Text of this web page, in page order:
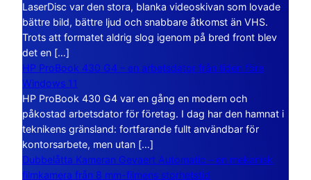
LaserDisc var den stora, blanka videoskivan som lovade
bättre bild, bättre ljud och snabbare åtkomst än VHS.
Trots att formatet aldrig slog igenom på bred front blev
det en […]
HP ProBook 430 G4 – en arbetsdator från tiden före
Windows 11
HP ProBook 430 G4 var en gång en modern och
påkostad arbetsdator för företag. I dag har den hamnat i
teknikens gränsland: fortfarande fullt användbar för
kontorsarbete, men utan […]
Dubbelåtta Kameran Gevaert Automatic – en mekanisk
filmkamera från 8 mm-filmens storhetstid